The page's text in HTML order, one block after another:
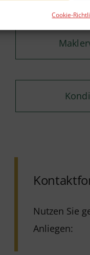
Cookie-
Nutzen Sie
Anliegen: